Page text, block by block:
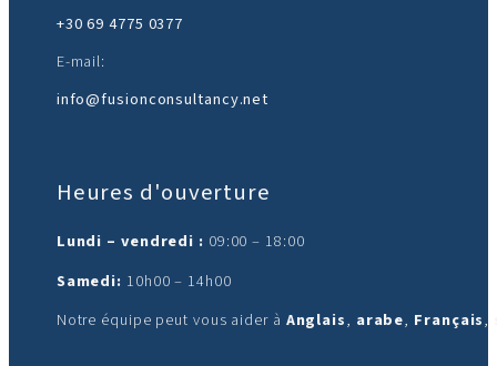
+30 69 4775 0377
E-mail:
info@fusionconsultancy.net
Heures d'ouverture
Lundi – vendredi : 09:00 – 18:00
Samedi: 10h00 – 14h00
Notre équipe peut vous aider à Anglais, arabe, Français,